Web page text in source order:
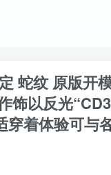
蛇纹 原版开
以反光
着体验可与